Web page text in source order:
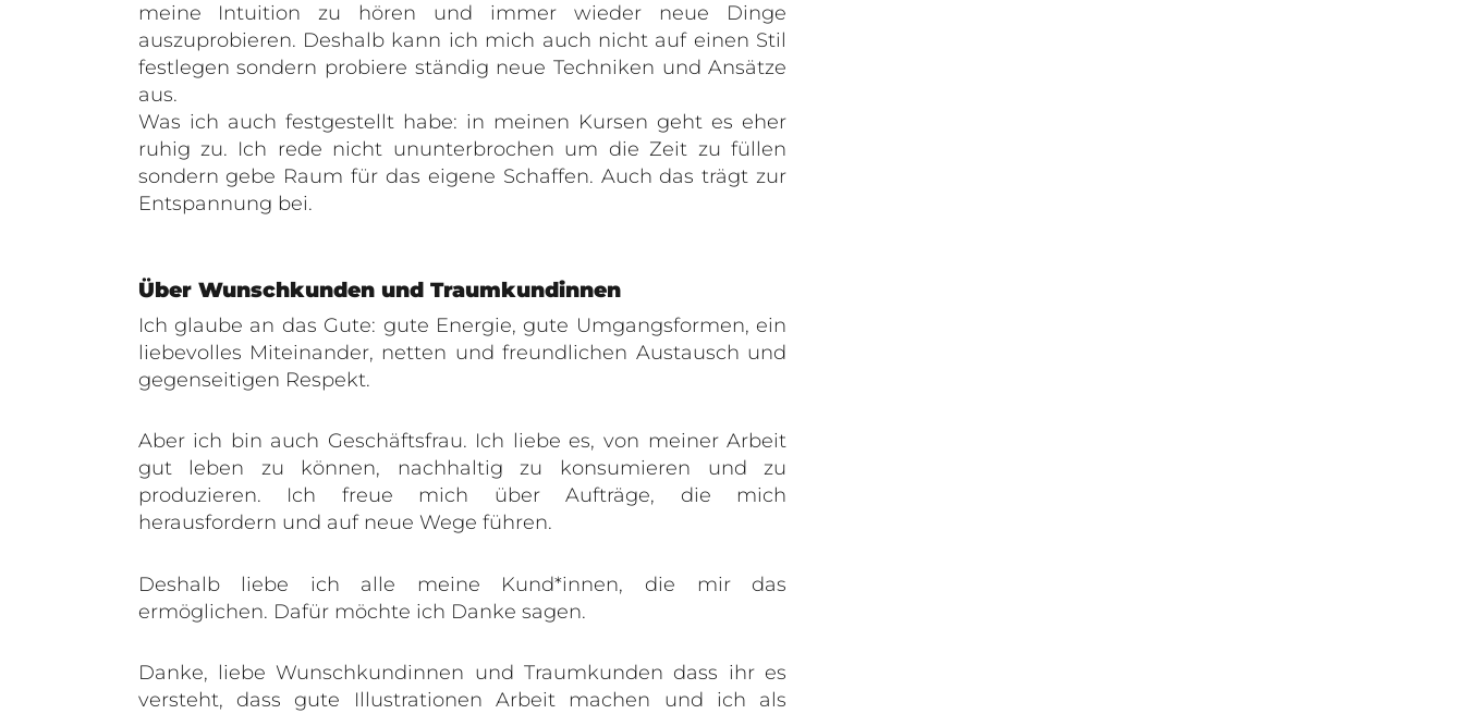
meine Intuition zu hören und immer wieder neue Dinge
auszuprobieren. Deshalb kann ich mich auch nicht auf einen Stil
festlegen sondern probiere ständig neue Techniken und Ansätze
aus.
Was ich auch festgestellt habe: in meinen Kursen geht es eher
ruhig zu. Ich rede nicht ununterbrochen um die Zeit zu füllen
sondern gebe Raum für das eigene Schaffen. Auch das trägt zur
Entspannung bei.
Über Wunschkunden und Traumkundinnen
Ich glaube an das Gute: gute Energie, gute Umgangsformen, ein
liebevolles Miteinander, netten und freundlichen Austausch und
gegenseitigen Respekt.
Aber ich bin auch Geschäftsfrau. Ich liebe es, von meiner Arbeit
gut leben zu können, nachhaltig zu konsumieren und zu
produzieren. Ich freue mich über Aufträge, die mich
herausfordern und auf neue Wege führen.
Deshalb liebe ich alle meine Kund*innen, die mir das
ermöglichen. Dafür möchte ich Danke sagen.
Danke, liebe Wunschkundinnen und Traumkunden dass ihr es
versteht, dass gute Illustrationen Arbeit machen und ich als